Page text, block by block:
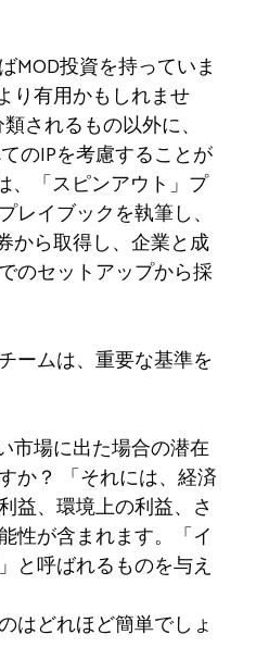
MOD投資を持っていま
り有用かもしれませ
されるもの以外に、
のIPを考慮することが
、「スピンアウト」プ
レイブックを執筆し、
から取得し、企業と成
のセットアップから採
ームは、重要な基準を
市場に出た場合の潜在
か？ 「それには、経済
益、環境上の利益、さ
性が含まれます。「イ
と呼ばれるものを与え
はどれほど簡単でしょ